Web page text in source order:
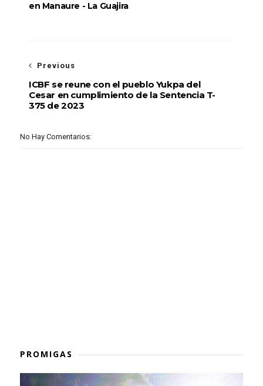
en Manaure - La Guajira
Previous
ICBF se reune con el pueblo Yukpa del
Cesar en cumplimiento de la Sentencia T-
375 de 2023
No Hay Comentarios:
PROMIGAS